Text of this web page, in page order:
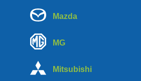
Mazda
MG
Mitsubishi